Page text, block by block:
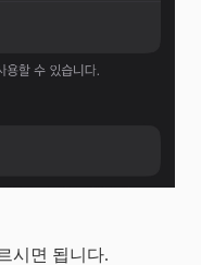
시면 됩니다.